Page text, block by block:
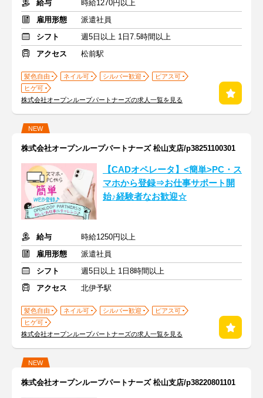
給与
時給1270円以上
雇用形態
派遣社員
シフト
週5日以上 1日7.5時間以上
アクセス
松前駅
髪色自由 ネイル可 シルバー歓迎
ピアス可
ヒゲ可
株式会社オープンループパートナーズの求人一覧を見る
NEW
株式会社オープンループパートナーズ 松山支店/p38251100301
【CADオペレータ】<簡単>PC・ス
マホから登録⇒お仕事サポート開
始♪経験者なお歓迎☆
給与
時給1250円以上
雇用形態
派遣社員
シフト
週5日以上 1日8時間以上
アクセス
北伊予駅
髪色自由 ネイル可 シルバー歓迎
ピアス可
ヒゲ可
株式会社オープンループパートナーズの求人一覧を見る
NEW
株式会社オープンループパートナーズ 松山支店/p38220801101